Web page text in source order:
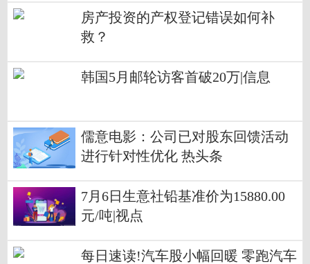
房产投资的产权登记错误如何补
救？
韩国5月邮轮访客首破20万|信息
儒意电影：公司已对股东回馈活动
进行针对性优化 热头条
7月6日生意社铅基准价为15880.00
元/吨|视点
每日速读!汽车股小幅回暖 零跑汽车